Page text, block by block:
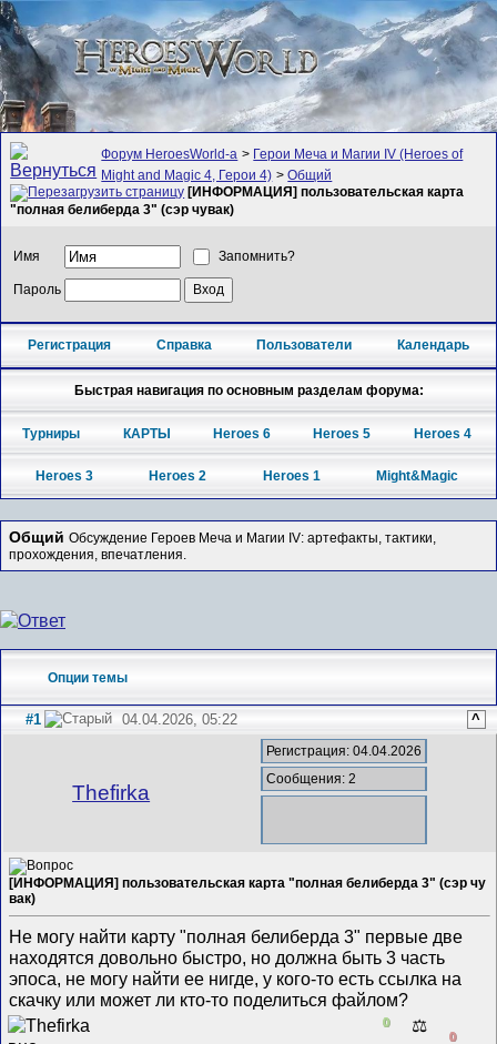
Форум HeroesWorld-а > Герои Меча и Магии IV (Heroes of
Might and Magic 4, Герои 4) >Общий
[ИНФОРМАЦИЯ] пользовательская карта
"полная белиберда 3" (сэр чувак)
Имя Запомнить?
Пароль
Регистрация Справка Пользователи Календарь
Быстрая навигация по основным разделам форума:
Турниры КАРТЫ Heroes 6 Heroes 5 Heroes 4
Heroes 3 Heroes 2 Heroes 1 Might&Magic
Общий Обсуждение Героев Меча и Магии IV: артефакты, тактики,
прохождения, впечатления.
Опции темы
#1 04.04.2026, 05:22 ^
Thefirka
Регистрация: 04.04.2026
Сообщения: 2
[ИНФОРМАЦИЯ] пользовательская карта "полная белиберда 3" (сэр чу
вак)
Не могу найти карту "полная белиберда 3" первые две
находятся довольно быстро, но должна быть 3 часть
эпоса, не могу найти ее нигде, у кого-то есть ссылка на
скачку или может ли кто-то поделиться файлом?
0 ⚖️
0